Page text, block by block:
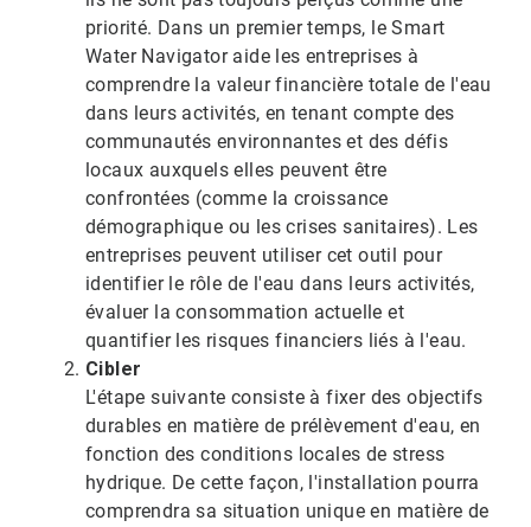
priorité. Dans un premier temps, le Smart
Water Navigator aide les entreprises à
comprendre la valeur financière totale de l'eau
dans leurs activités, en tenant compte des
communautés environnantes et des défis
locaux auxquels elles peuvent être
confrontées (comme la croissance
démographique ou les crises sanitaires). Les
entreprises peuvent utiliser cet outil pour
identifier le rôle de l'eau dans leurs activités,
évaluer la consommation actuelle et
quantifier les risques financiers liés à l'eau.​​​​​​​
Cibler
L'étape suivante consiste à fixer des objectifs
durables en matière de prélèvement d'eau, en
fonction des conditions locales de stress
hydrique.​​​​​​​ De cette façon, l'installation pourra
comprendra sa situation unique en matière de